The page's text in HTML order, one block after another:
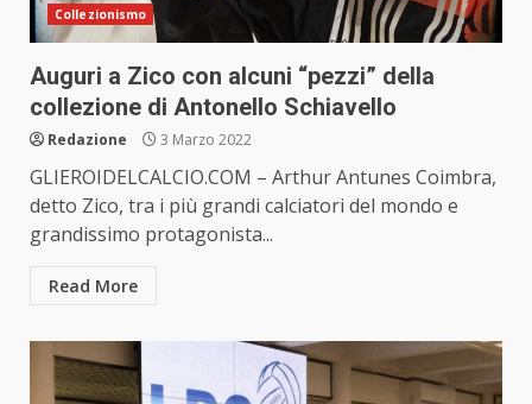
Collezionismo
Auguri a Zico con alcuni “pezzi” della
collezione di Antonello Schiavello
Redazione 3 Marzo 2022
GLIEROIDELCALCIO.COM – Arthur Antunes Coimbra,
detto Zico, tra i più grandi calciatori del mondo e
grandissimo protagonista...
Read More